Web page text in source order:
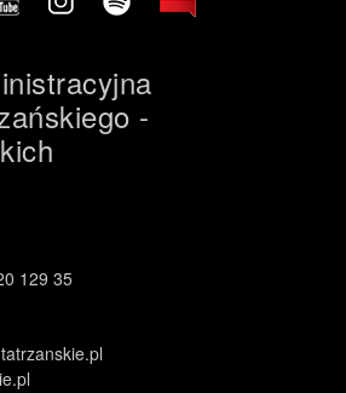
-
129 35
.